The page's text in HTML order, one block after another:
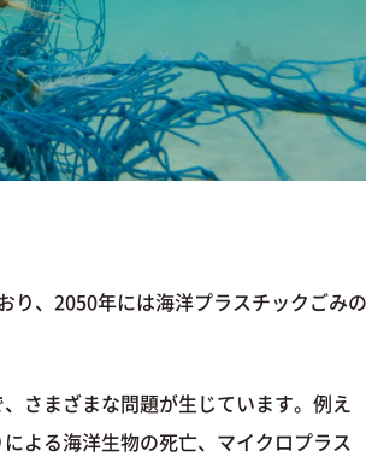
り、2050年には海洋プラスチックごみの
さまざまな問題が生じています。例え
よる海洋生物の死亡、マイクロプラス